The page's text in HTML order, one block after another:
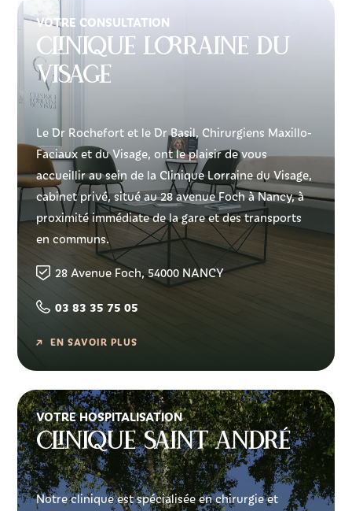
VOTRE CONSULTATION
Clinique Lorraine du
visage
Le Dr Rochefort et le Dr Basil, Chirurgiens Maxillo-
Faciaux et du Visage, ont le plaisir de vous
accueillir au sein de la Clinique Lorraine du Visage,
cabinet privé, situé au 28 avenue Foch à Nancy, à
proximité immédiate de la gare et des transports
en communs.
28 Avenue Foch, 54000 NANCY
03 83 35 75 05
EN SAVOIR PLUS
VOTRE HOSPITALISATION
Clinique Saint André
Notre clinique est spécialisée en chirurgie et